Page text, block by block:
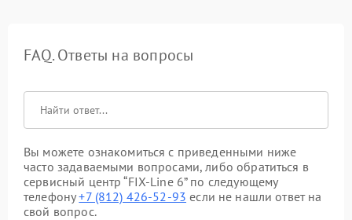
FAQ. Ответы на вопросы
Вы можете ознакомиться с приведенными ниже
часто задаваемыми вопросами, либо обратиться в
сервисный центр “FIX-Line 6” по следующему
телефону+7 (812) 426-52-93 если не нашли ответ на
свой вопрос.